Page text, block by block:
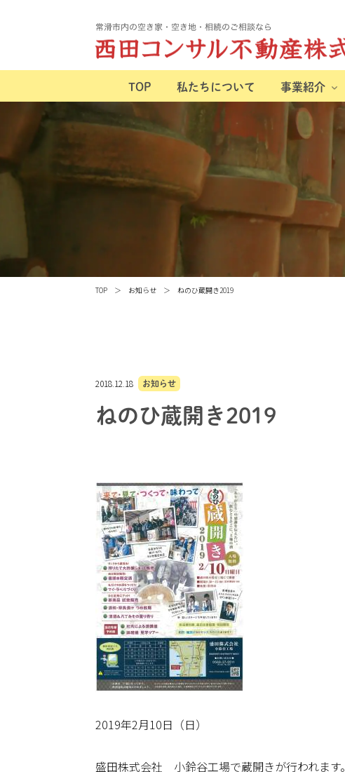
TOP 私たちについて 事業紹介
TOP お知らせ ねのひ蔵開き2019
2018.12.18 お知らせ
ねのひ蔵開き2019
2019年2月10日（日）
盛田株式会社 小鈴谷工場で蔵開きが行われます。